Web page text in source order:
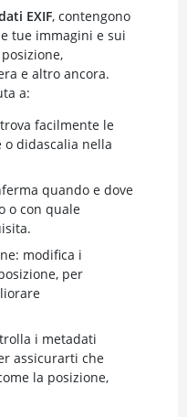
EXIF, contengono
tue immagini e sui
e altro ancora.
a:
facilmente le
o didascalia nella
quando e dove
o con quale
modifica i
per
i metadati
assicurarti che
la posizione,